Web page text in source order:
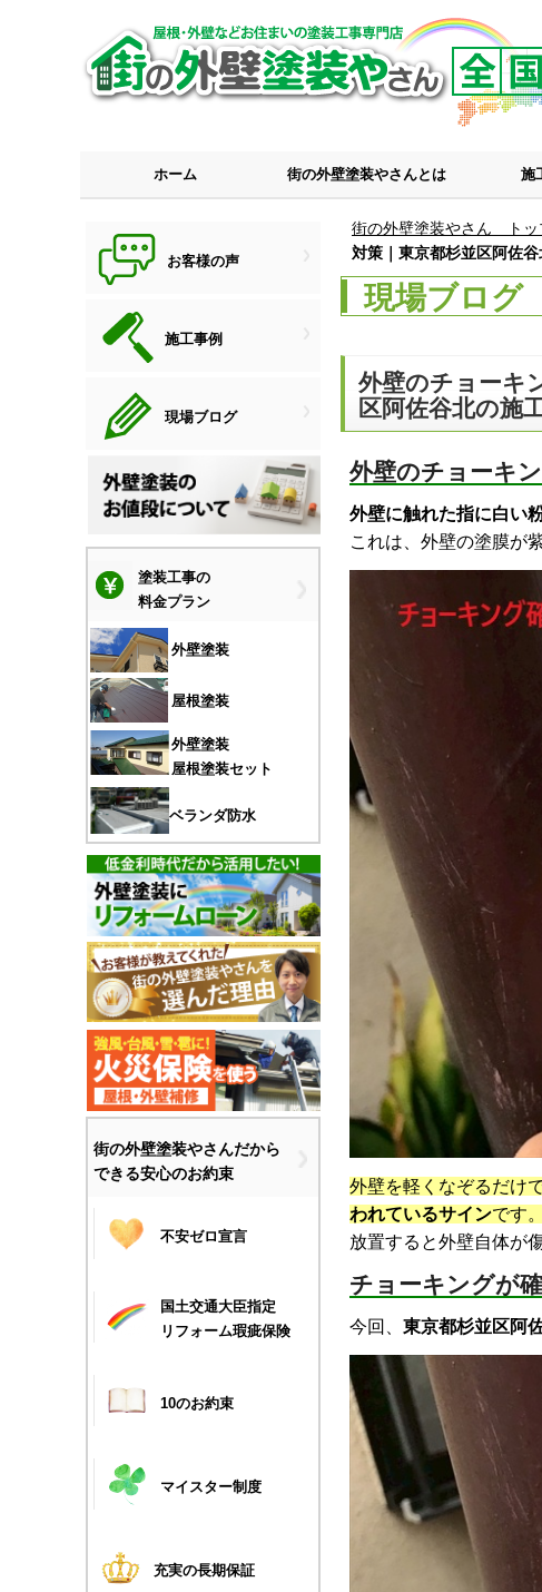
ホーム 街の外壁塗装やさんとは 施
お客様の声
施工事例
現場ブログ
塗装工事の
料金プラン
外壁塗装
屋根塗装
外壁塗装
屋根塗装セット
ベランダ防水
街の外壁塗装やさんだから
できる安心のお約束
不安ゼロ宣言
国土交通大臣指定
リフォーム瑕疵保険
10のお約束
マイスター制度
充実の長期保証
街の外壁塗装やさん トッ
対策｜東京都杉並区阿佐谷
現場ブログ
外壁のチョーキ
区阿佐谷北の施
外壁のチョーキ
外壁に触れた指に白い
これは、外壁の塗膜が
外壁を軽くなぞるだけ
われているサインです。
放置すると外壁自体が
チョーキングが
今回、 東京都杉並区阿